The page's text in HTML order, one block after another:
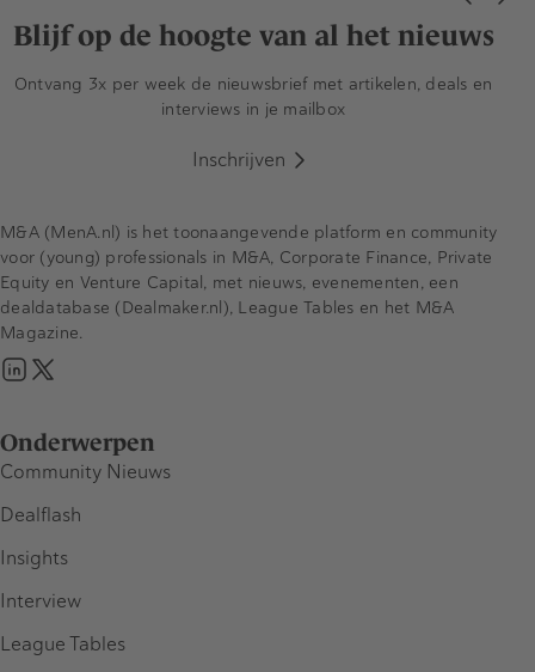
Blijf op de hoogte van al het nieuws
Ontvang 3x per week de nieuwsbrief met artikelen, deals en
interviews in je mailbox
Inschrijven
Onderwerpen
Community Nieuws
Dealflash
Insights
Interview
League Tables
M&A (MenA.nl) is het toonaangevende platform en community
voor (young) professionals in M&A, Corporate Finance, Private
Equity en Venture Capital, met nieuws, evenementen, een
dealdatabase (Dealmaker.nl), League Tables en het M&A
Magazine.